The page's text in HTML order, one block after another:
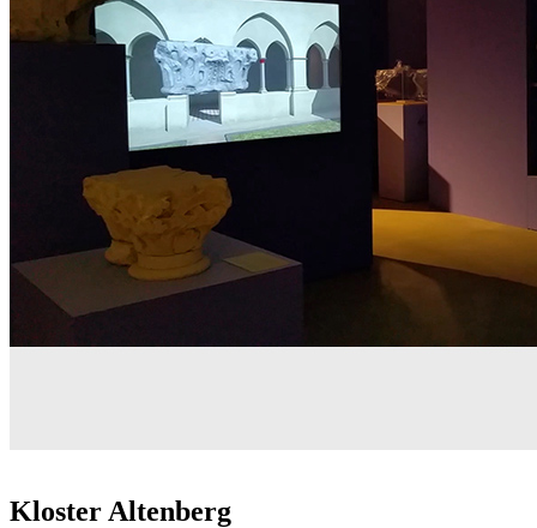
Kloster Altenberg